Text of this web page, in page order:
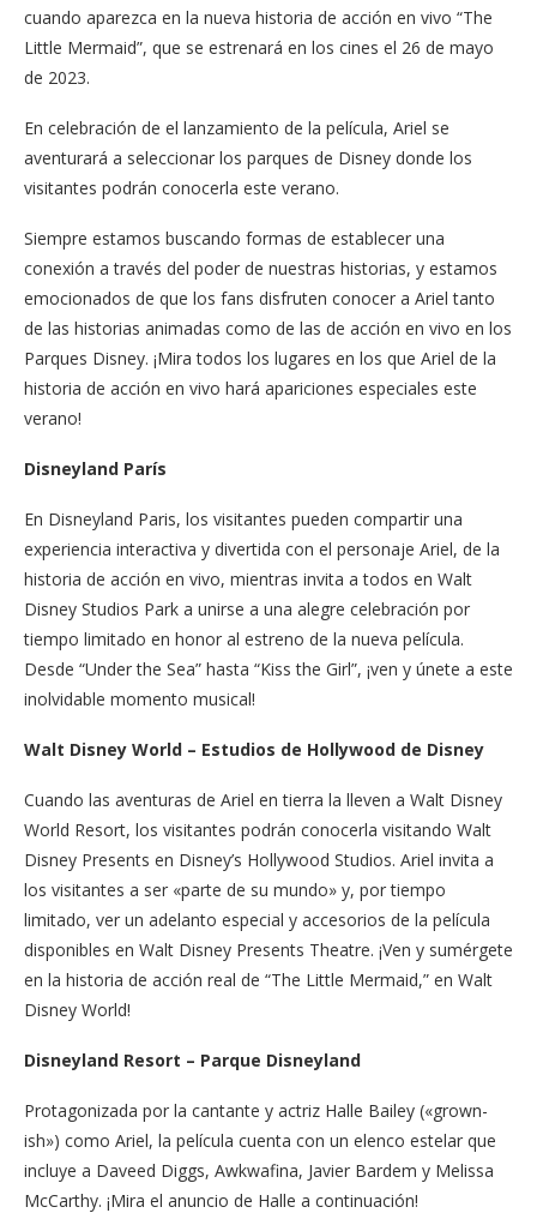
cuando aparezca en la nueva historia de acción en vivo “The
Little Mermaid”, que se estrenará en los cines el 26 de mayo
de 2023.
En celebración de el lanzamiento de la película, Ariel se
aventurará a seleccionar los parques de Disney donde los
visitantes podrán conocerla este verano.
Siempre estamos buscando formas de establecer una
conexión a través del poder de nuestras historias, y estamos
emocionados de que los fans disfruten conocer a Ariel tanto
de las historias animadas como de las de acción en vivo en los
Parques Disney. ¡Mira todos los lugares en los que Ariel de la
historia de acción en vivo hará apariciones especiales este
verano!
Disneyland París
En Disneyland Paris, los visitantes pueden compartir una
experiencia interactiva y divertida con el personaje Ariel, de la
historia de acción en vivo, mientras invita a todos en Walt
Disney Studios Park a unirse a una alegre celebración por
tiempo limitado en honor al estreno de la nueva película.
Desde “Under the Sea” hasta “Kiss the Girl”, ¡ven y únete a este
inolvidable momento musical!
Walt Disney World – Estudios de Hollywood de Disney
Cuando las aventuras de Ariel en tierra la lleven a Walt Disney
World Resort, los visitantes podrán conocerla visitando Walt
Disney Presents en Disney’s Hollywood Studios. Ariel invita a
los visitantes a ser «parte de su mundo» y, por tiempo
limitado, ver un adelanto especial y accesorios de la película
disponibles en Walt Disney Presents Theatre. ¡Ven y sumérgete
en la historia de acción real de “The Little Mermaid,” en Walt
Disney World!
Disneyland Resort – Parque Disneyland
Protagonizada por la cantante y actriz Halle Bailey («grown-
ish») como Ariel, la película cuenta con un elenco estelar que
incluye a Daveed Diggs, Awkwafina, Javier Bardem y Melissa
McCarthy. ¡Mira el anuncio de Halle a continuación!